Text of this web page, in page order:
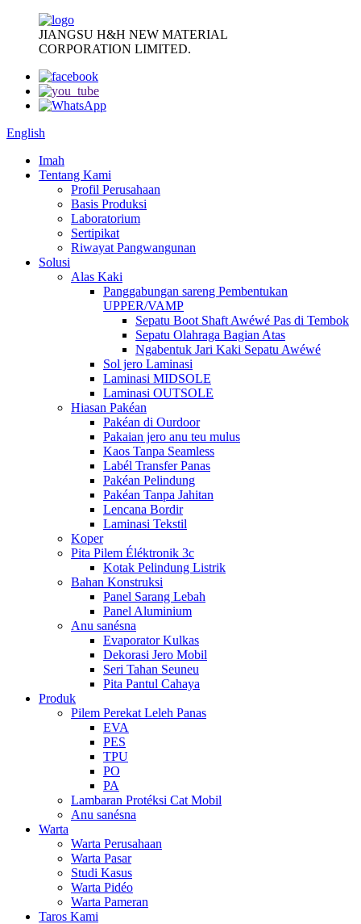
JIANGSU H&H NEW MATERIAL
CORPORATION LIMITED.
English
Imah
Tentang Kami
Profil Perusahaan
Basis Produksi
Laboratorium
Sertipikat
Riwayat Pangwangunan
Solusi
Alas Kaki
Panggabungan sareng Pembentukan
UPPER/VAMP
Sepatu Boot Shaft Awéwé Pas di Tembok
Sepatu Olahraga Bagian Atas
Ngabentuk Jari Kaki Sepatu Awéwé
Sol jero Laminasi
Laminasi MIDSOLE
Laminasi OUTSOLE
Hiasan Pakéan
Pakéan di Ourdoor
Pakaian jero anu teu mulus
Kaos Tanpa Seamless
Labél Transfer Panas
Pakéan Pelindung
Pakéan Tanpa Jahitan
Lencana Bordir
Laminasi Tekstil
Koper
Pita Pilem Éléktronik 3c
Kotak Pelindung Listrik
Bahan Konstruksi
Panel Sarang Lebah
Panel Aluminium
Anu sanésna
Evaporator Kulkas
Dekorasi Jero Mobil
Seri Tahan Seuneu
Pita Pantul Cahaya
Produk
Pilem Perekat Leleh Panas
EVA
PES
TPU
PO
PA
Lambaran Protéksi Cat Mobil
Anu sanésna
Warta
Warta Perusahaan
Warta Pasar
Studi Kasus
Warta Pidéo
Warta Pameran
Taros Kami